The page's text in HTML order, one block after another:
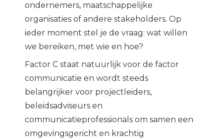
ondernemers, maatschappelijke
organisaties of andere stakeholders. Op
ieder moment stel je de vraag: wat willen
we bereiken, met wie en hoe?
Factor C staat natuurlijk voor de factor
communicatie en wordt steeds
belangrijker voor projectleiders,
beleidsadviseurs en
communicatieprofessionals om samen een
omgevingsgericht en krachtig